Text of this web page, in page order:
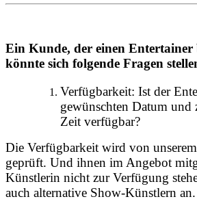
Ein Kunde, der einen Entertainer
könnte sich folgende Fragen
Verfügbarkeit: Ist der
gewünschten Datum und
Zeit verfügbar?
Die Verfügbarkeit wird von
geprüft. Und ihnen im Angebot
Künstlerin nicht zur Verfügung
auch alternative Show-Künstlern an.